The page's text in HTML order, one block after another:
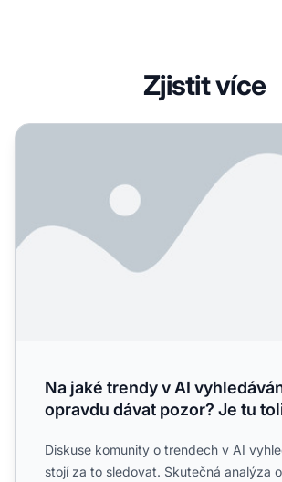
Zjistit více
Na jaké trendy v AI vyhledávání bych
Na jaké trendy v AI
opravdu dávat pozor? Je tu
Diskuse komunity o trendech v AI
stojí za to sledovat. Skutečná analýza